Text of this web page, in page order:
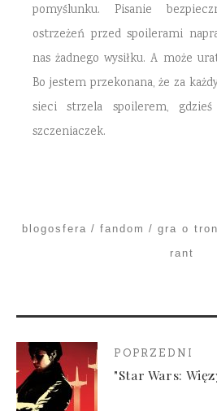
pomyślunku. Pisanie
ostrzeżeń przed spoilerami
nas żadnego wysiłku. A może
Bo jestem przekonana, że za
sieci strzela spoilerem,
szczeniaczek.
blogosfera fandom gra o tron
rant
POPRZEDNI
"Star Wars: